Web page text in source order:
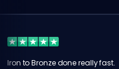
Iron to Bronze done really fast.